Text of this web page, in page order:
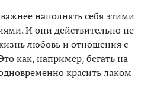
наполнять себя этими
И они действительно не
любовь и отношения с
как, например, бегать на
красить лаком